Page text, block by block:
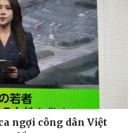
ngợi công dân Việt